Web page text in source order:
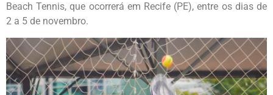
Beach Tennis, que ocorrerá em Recife (PE), entre os dias de
2 a 5 de novembro.